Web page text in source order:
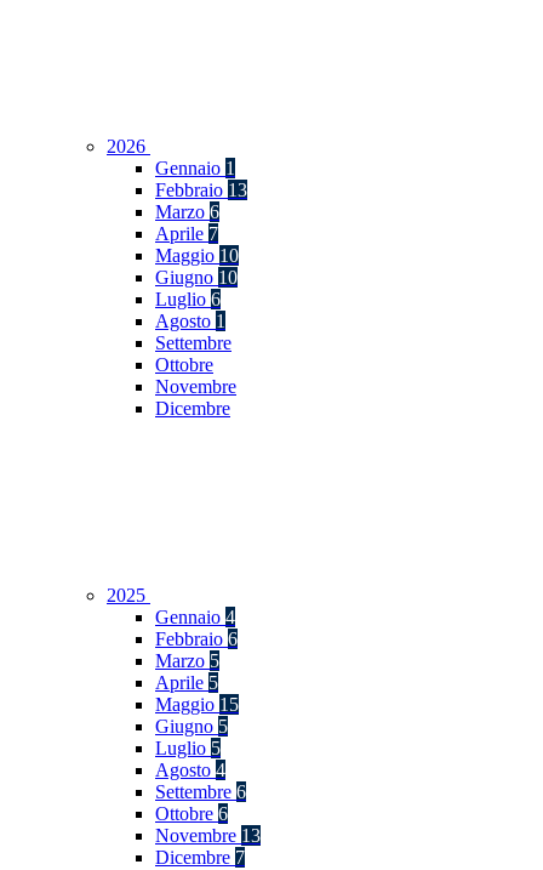
2026
Gennaio 1
Febbraio 13
Marzo 6
Aprile 7
Maggio 10
Giugno 10
Luglio 6
Agosto 1
Settembre
Ottobre
Novembre
Dicembre
2025
Gennaio 4
Febbraio 6
Marzo 5
Aprile 5
Maggio 15
Giugno 5
Luglio 5
Agosto 4
Settembre 6
Ottobre 6
Novembre 13
Dicembre 7